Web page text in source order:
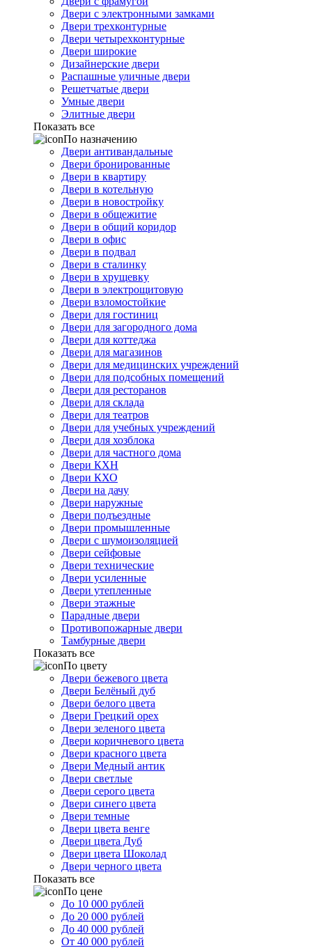
Двери с электронными замками
Двери трехконтурные
Двери четырехконтурные
Двери широкие
Дизайнерские двери
Распашные уличные двери
Решетчатые двери
Умные двери
Элитные двери
Показать все
По назначению
Двери антивандальные
Двери бронированные
Двери в квартиру
Двери в котельную
Двери в новостройку
Двери в общежитие
Двери в общий коридор
Двери в офис
Двери в подвал
Двери в сталинку
Двери в хрущевку
Двери в электрощитовую
Двери взломостойкие
Двери для гостиниц
Двери для загородного дома
Двери для коттеджа
Двери для магазинов
Двери для медицинских учреждений
Двери для подсобных помещений
Двери для ресторанов
Двери для склада
Двери для театров
Двери для учебных учреждений
Двери для хозблока
Двери для частного дома
Двери КХН
Двери КХО
Двери на дачу
Двери наружные
Двери подъездные
Двери промышленные
Двери с шумоизоляцией
Двери сейфовые
Двери технические
Двери усиленные
Двери утепленные
Двери этажные
Парадные двери
Противопожарные двери
Тамбурные двери
Показать все
По цвету
Двери бежевого цвета
Двери Белёный дуб
Двери белого цвета
Двери Грецкий орех
Двери зеленого цвета
Двери коричневого цвета
Двери красного цвета
Двери Медный антик
Двери светлые
Двери серого цвета
Двери синего цвета
Двери темные
Двери цвета венге
Двери цвета Дуб
Двери цвета Шоколад
Двери черного цвета
Показать все
По цене
До 10 000 рублей
До 20 000 рублей
До 40 000 рублей
От 40 000 рублей